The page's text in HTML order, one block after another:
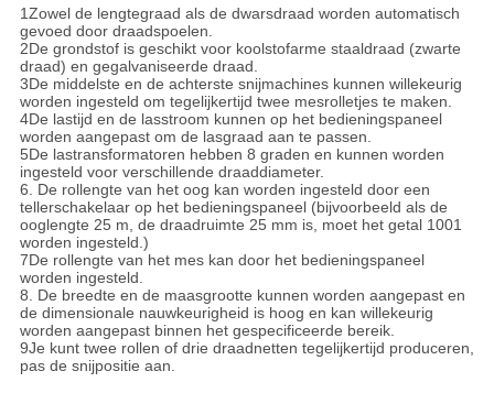
1Zowel de lengtegraad als de dwarsdraad worden automatisch
gevoed door draadspoelen.
2De grondstof is geschikt voor koolstofarme staaldraad (zwarte
draad) en gegalvaniseerde draad.
3De middelste en de achterste snijmachines kunnen willekeurig
worden ingesteld om tegelijkertijd twee mesrolletjes te maken.
4De lastijd en de lasstroom kunnen op het bedieningspaneel
worden aangepast om de lasgraad aan te passen.
5De lastransformatoren hebben 8 graden en kunnen worden
ingesteld voor verschillende draaddiameter.
6. De rollengte van het oog kan worden ingesteld door een
tellerschakelaar op het bedieningspaneel (bijvoorbeeld als de
ooglengte 25 m, de draadruimte 25 mm is, moet het getal 1001
worden ingesteld.)
7De rollengte van het mes kan door het bedieningspaneel
worden ingesteld.
8. De breedte en de maasgrootte kunnen worden aangepast en
de dimensionale nauwkeurigheid is hoog en kan willekeurig
worden aangepast binnen het gespecificeerde bereik.
9Je kunt twee rollen of drie draadnetten tegelijkertijd produceren,
pas de snijpositie aan.